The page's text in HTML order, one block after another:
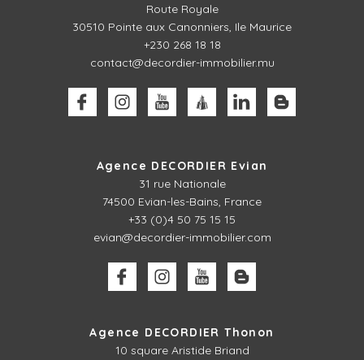
Route Royale
30510 Pointe aux Canonniers, Ile Maurice
+230 268 18 18
contact@decordier-immobilier.mu
Agence DECORDIER Evian
31 rue Nationale
74500 Evian-les-Bains, France
+33 (0)4 50 75 15 15
evian@decordier-immobilier.com
Agence DECORDIER Thonon
10 square Aristide Briand